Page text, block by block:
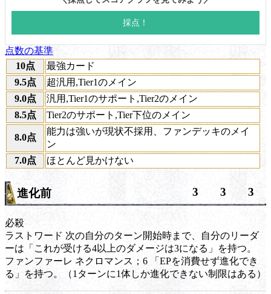
点数の基準
10点
最強カード
9.5点
超汎用,Tier1のメイン
9.0点
汎用,Tier1のサポート,Tier2のメイン
8.5点
Tier2のサポート,Tier下位のメイン
8.0点
能力は強いが現状不採用、ファンデッキのメイ
ン
7.0点
ほとんど見かけない
進化前 3 3 3
必殺
ラストワード 次の自分のターン開始時まで、自分のリーダ
ーは「これが受ける4以上のダメージは3になる」を持つ。
ファンファーレ ネクロマンス ；6 「EPを消費せず進化でき
る」を持つ。（1ターンに1体しか進化できない制限はある）